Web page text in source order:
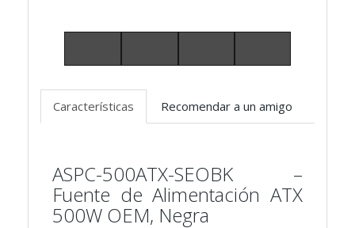
Características Recomendar a un amigo
ASPC-500ATX-SEOBK –
Fuente de Alimentación ATX
500W OEM, Negra